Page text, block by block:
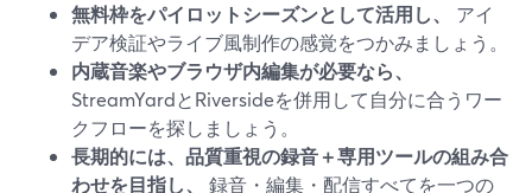
無料枠をパイロットシーズンとして活用し、
アイ
デア検証やライブ風制作の感覚をつかみましょう。
内蔵音楽やブラウザ内編集が必要なら、
StreamYardとRiversideを併用して自分に合うワー
クフローを探しましょう。
長期的には、品質重視の録音＋専用ツールの組み合
わせを目指し、
録音・編集・配信すべてを一つの